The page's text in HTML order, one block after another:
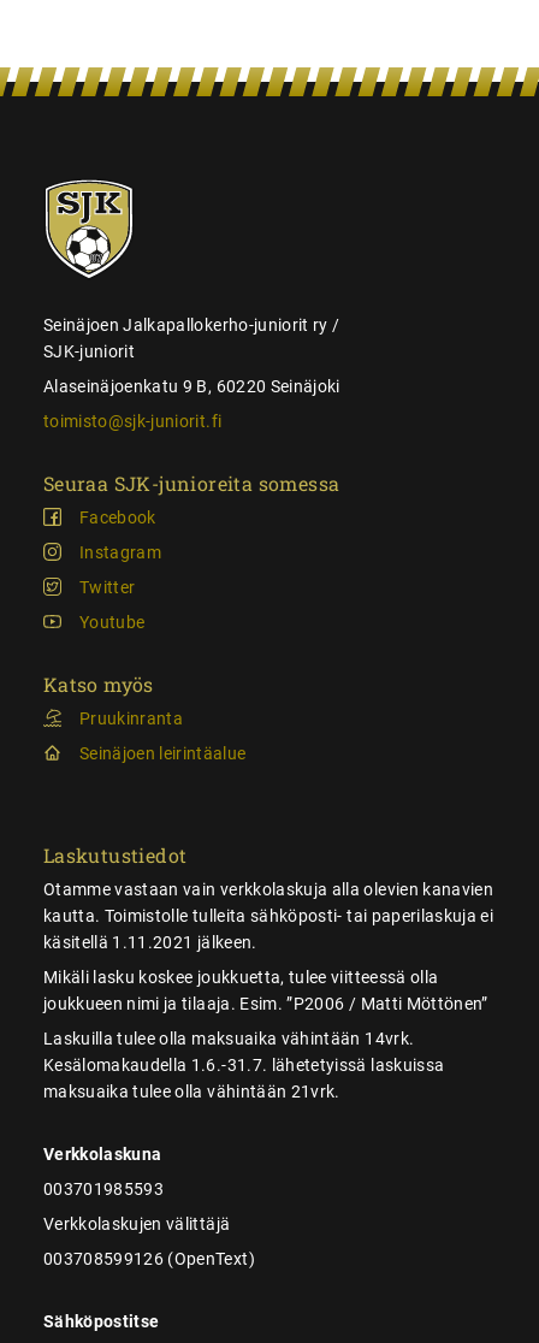
SJK-
juniorit
Seinäjoen Jalkapallokerho-juniorit ry /
SJK-juniorit
Alaseinäjoenkatu 9 B, 60220 Seinäjoki
toimisto@sjk-juniorit.fi
Seuraa SJK-junioreita somessa
Facebook
Instagram
Twitter
Youtube
Katso myös
Pruukinranta
Seinäjoen leirintäalue
Laskutustiedot
Otamme vastaan vain verkkolaskuja alla olevien kanavien
kautta. Toimistolle tulleita sähköposti- tai paperilaskuja ei
käsitellä 1.11.2021 jälkeen.
Mikäli lasku koskee joukkuetta, tulee viitteessä olla
joukkueen nimi ja tilaaja. Esim. ”P2006 / Matti Möttönen”
Laskuilla tulee olla maksuaika vähintään 14vrk.
Kesälomakaudella 1.6.-31.7. lähetetyissä laskuissa
maksuaika tulee olla vähintään 21vrk.
Verkkolaskuna
003701985593
Verkkolaskujen välittäjä
003708599126 (OpenText)
Sähköpostitse